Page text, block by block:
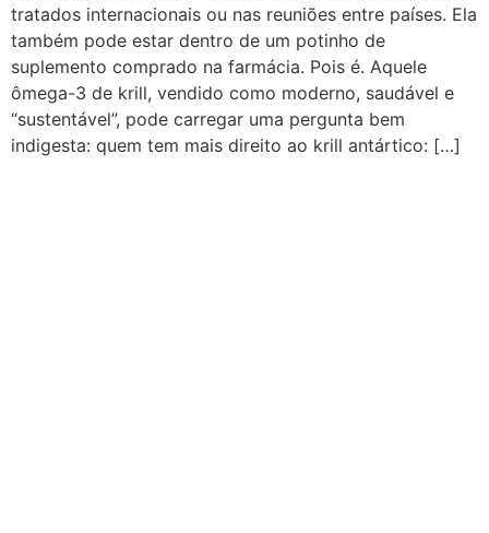
tratados internacionais ou nas reuniões entre países. Ela
também pode estar dentro de um potinho de
suplemento comprado na farmácia. Pois é. Aquele
ômega-3 de krill, vendido como moderno, saudável e
“sustentável”, pode carregar uma pergunta bem
indigesta: quem tem mais direito ao krill antártico: […]